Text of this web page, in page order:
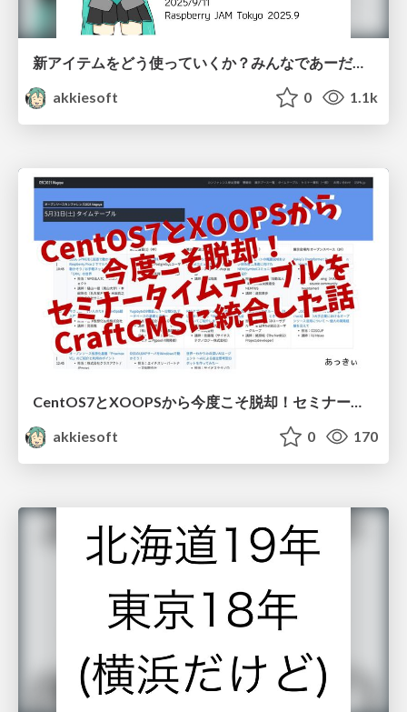
新アイテムをどう使っていくか？みんなであーだこーだ言ってみよう / 20250911-rpi-jam-tokyo
akkiesoft
0 1.1k
akkiesoft
0 170